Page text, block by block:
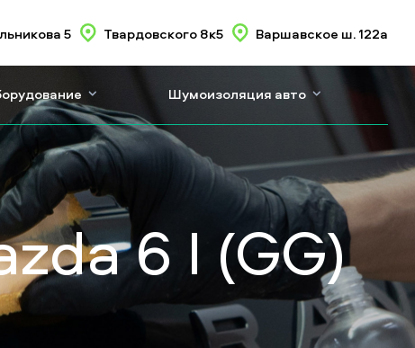
5 Твардовского 8к5 Варшавское ш. 122а
Шумоизоляция авто
6 I (GG)